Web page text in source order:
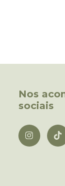
Nos
sociais